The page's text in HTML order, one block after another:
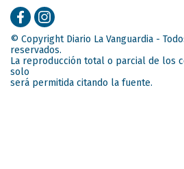
© Copyright Diario La Vanguardia -
reservados.
La reproducción total o parcial de los
solo
será permitida citando la fuente.